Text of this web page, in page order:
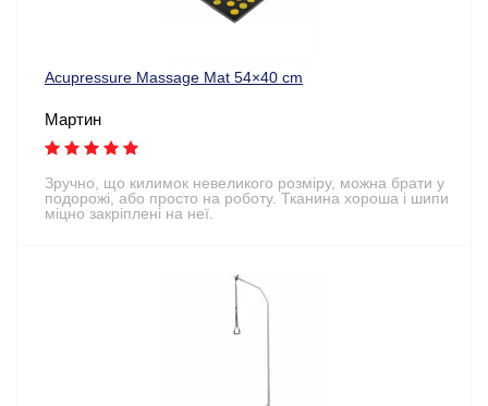
Acupressure Massage Mat 54×40 cm
Мартин
Зручно, що килимок невеликого розміру, можна брати у
подорожі, або просто на роботу. Тканина хороша і шипи
міцно закріплені на неї.